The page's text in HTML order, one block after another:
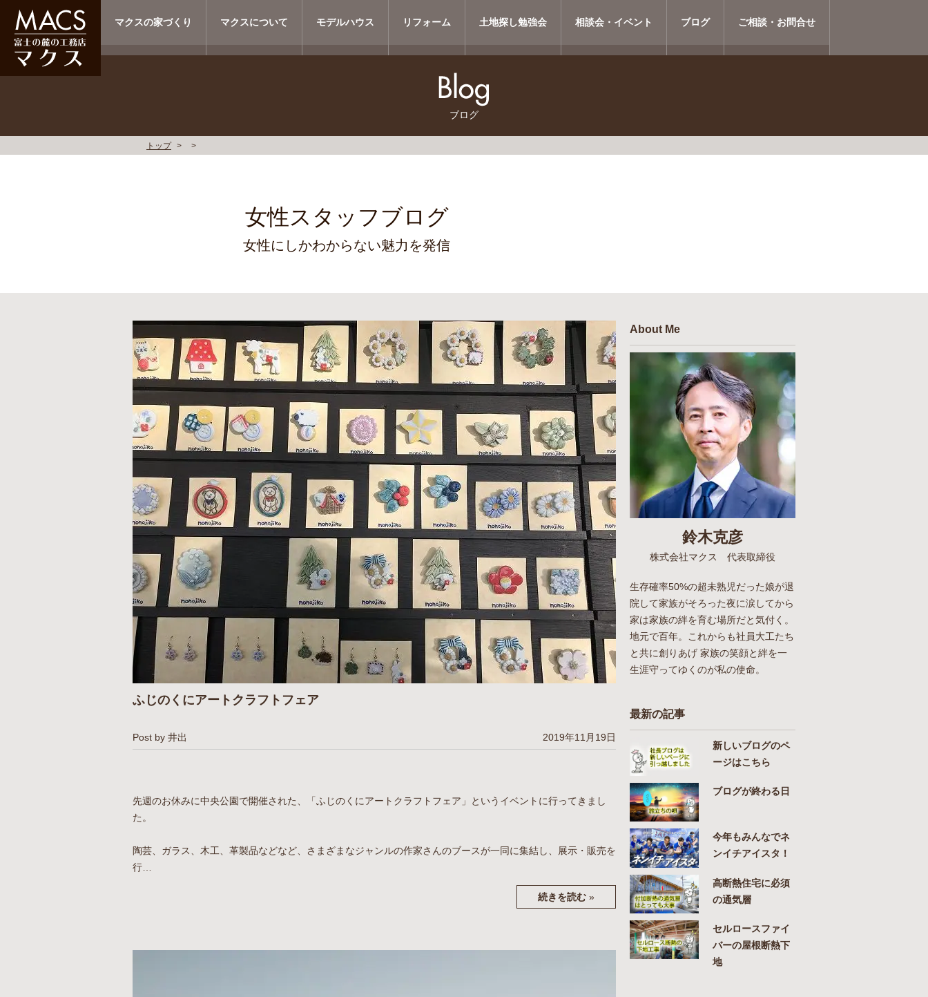
マクスの家づくり マクスについて モデルハウス リフォーム 土地探し勉強会 相談会・イベント ブログ ご相談・お問合せ
ブログ
トップ
女性スタッフブログ
女性にしかわからない魅力を発信
ふじのくにアートクラフトフェア
Post by 井出 2019年11月19日
先週のお休みに中央公園で開催された、「ふじのくにアートクラフトフェア」というイベントに行ってきまし
た。
陶芸、ガラス、木工、革製品などなど、さまざまなジャンルの作家さんのブースが一同に集結し、展示・販売を
行…
続きを読む »
About Me
鈴木克彦
株式会社マクス 代表取締役
生存確率50%の超未熟児だった娘が退
院して家族がそろった夜に涙してから
家は家族の絆を育む場所だと気付く。
地元で百年。これからも社員大工たち
と共に創りあげ 家族の笑顔と絆を一
生涯守ってゆくのが私の使命。
最新の記事
新しいブログのペ
ージはこちら
ブログが終わる日
今年もみんなでネ
ンイチアイスタ！
高断熱住宅に必須
の通気層
セルロースファイ
バーの屋根断熱下
地